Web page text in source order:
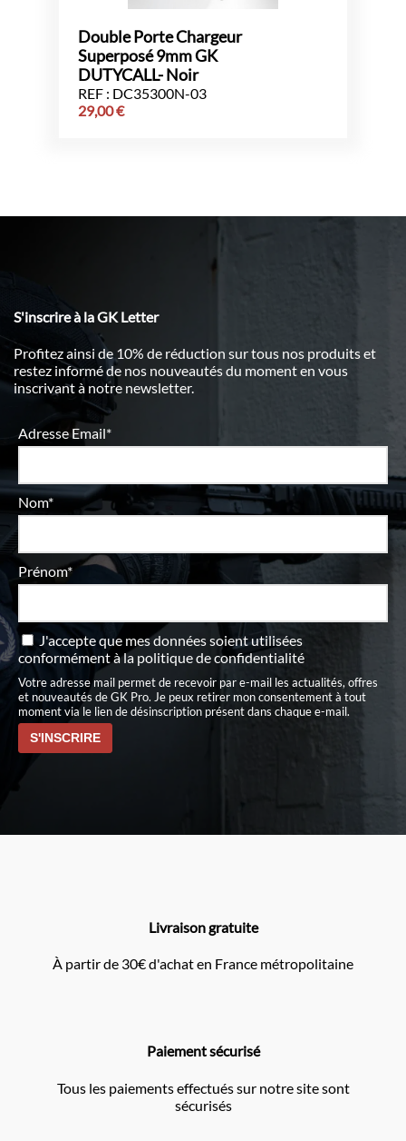
Double Porte Chargeur
Superposé 9mm GK
DUTYCALL- Noir
REF : DC35300N-03
29,00€
S'inscrire à la GK Letter
Profitez ainsi de 10% de réduction sur tous nos produits et
restez informé de nos nouveautés du moment en vous
inscrivant à notre newsletter.
Adresse Email*
Nom*
Prénom*
J'accepte que mes données soient utilisées
conformément àla politique de confidentialité
Votre adresse mail permet de recevoir par e-mail les actualités, offres
et nouveautés de GK Pro. Je peux retirer mon consentement à tout
moment via le lien de désinscription présent dans chaque e-mail.
Livraison gratuite
À partir de 30€ d'achat en France métropolitaine
Paiement sécurisé
Tous les paiements effectués sur notre site sont
sécurisés